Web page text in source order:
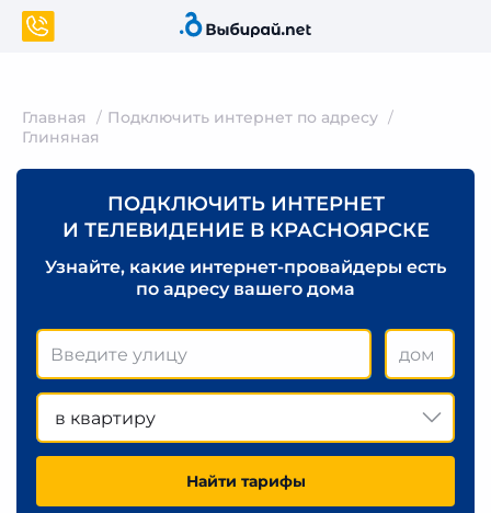
Главная
Подключить интернет по адресу
Глиняная
ПОДКЛЮЧИТЬ ИНТЕРНЕТ
И ТЕЛЕВИДЕНИЕ В КРАСНОЯРСКЕ
Узнайте, какие интернет-провайдеры есть
по адресу вашего дома
в квартиру
Найти тарифы